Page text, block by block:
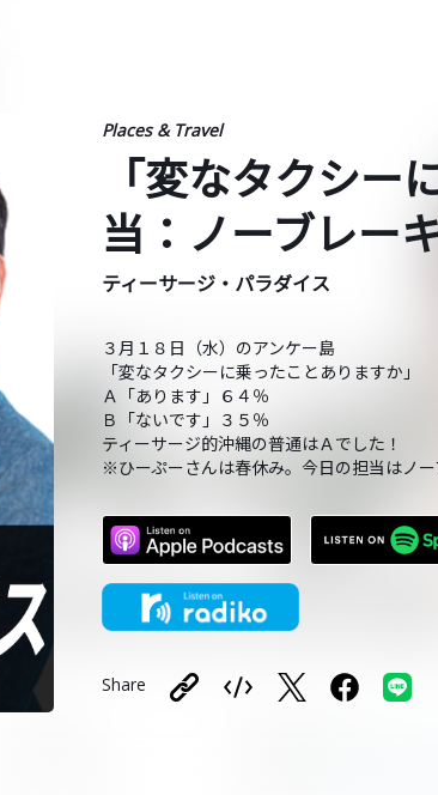
Places & Travel
「変なタクシ
当：ノーブレー
ティーサージ・パラダイス
３月１８日（水）のアンケー島
「変なタクシーに乗ったことありますか」
Ａ「あります」６４％
Ｂ「ないです」３５％
ティーサージ的沖縄の普通はＡでした！
※ひーぷーさんは春休み。今日の担当はノー
Share